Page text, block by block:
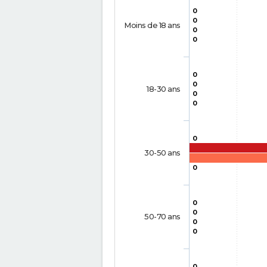
0
0
0
0
0
0
0
0
0
0
0
0
0
0
Moins de 18 ans
18-30 ans
30-50 ans
50-70 ans